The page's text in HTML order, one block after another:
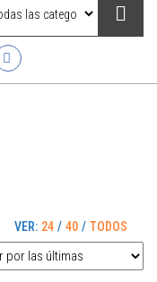
VER: 24 / 40 / TODOS